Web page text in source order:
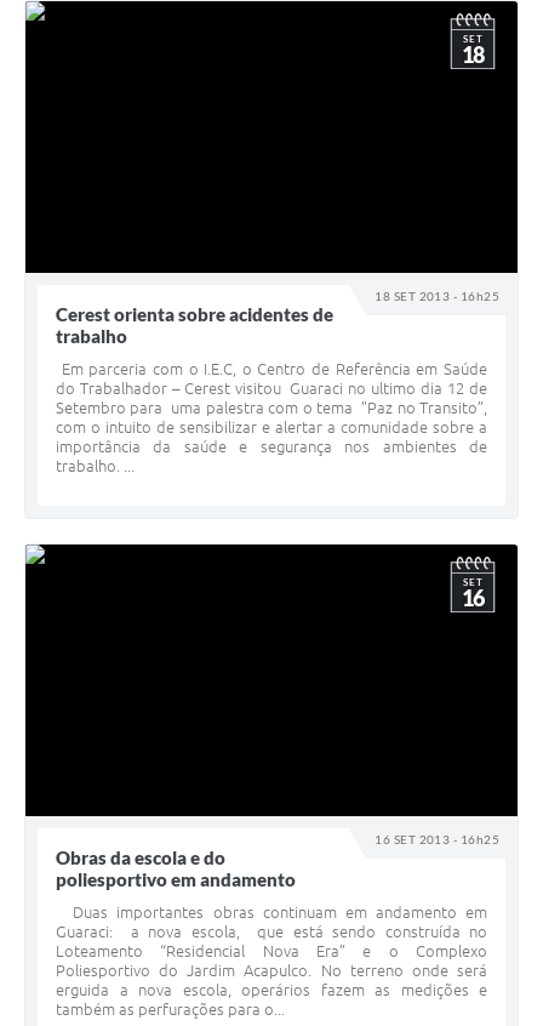
18 SET 2013 - 16h25
SET
18
Cerest orienta sobre acidentes de
trabalho
Em parceria com o I.E.C, o Centro de Referência em Saúde
do Trabalhador – Cerest visitou Guaraci no ultimo dia 12 de
Setembro para uma palestra com o tema ”Paz no Transito”,
com o intuito de sensibilizar e alertar a comunidade sobre a
importância da saúde e segurança nos ambientes de
trabalho. ...
16 SET 2013 - 16h25
SET
16
Obras da escola e do
poliesportivo em andamento
Duas importantes obras continuam em andamento em
Guaraci: a nova escola, que está sendo construída no
Loteamento “Residencial Nova Era” e o Complexo
Poliesportivo do Jardim Acapulco. No terreno onde será
erguida a nova escola, operários fazem as medições e
também as perfurações para o...